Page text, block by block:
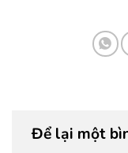
Để lại một